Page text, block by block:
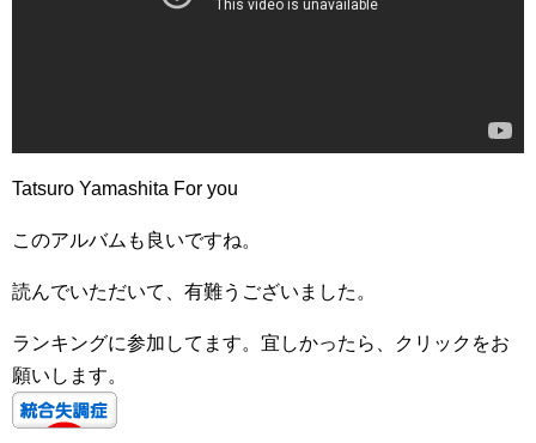
Tatsuro Yamashita For you
このアルバムも良いですね。
読んでいただいて、有難うございました。
ランキングに参加してます。宜しかったら、クリックをお
願いします。